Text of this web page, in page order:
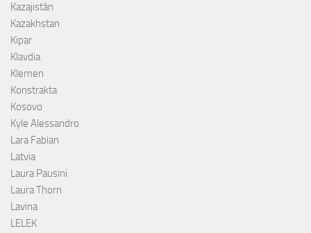
Kazajistán
Kazakhstan
Kipar
Klavdia
Klemen
Konstrakta
Kosovo
Kyle Alessandro
Lara Fabian
Latvia
Laura Pausini
Laura Thorn
Lavina
LELEK